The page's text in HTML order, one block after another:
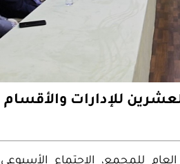
للإدارات والأقسام
للمجمع، الاجتماع